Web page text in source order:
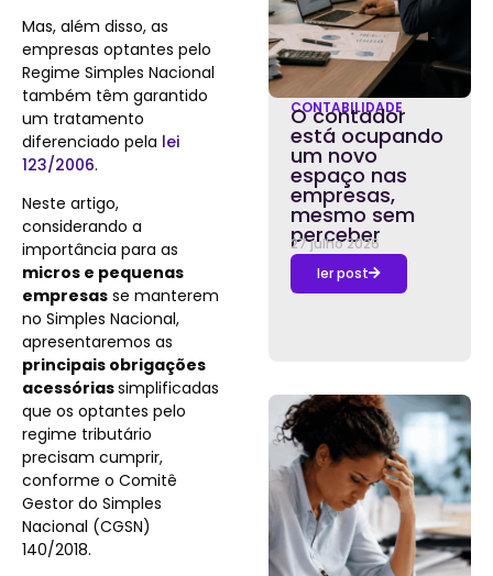
Mas, além disso, as
empresas optantes pelo
Regime Simples Nacional
também têm garantido
um tratamento
diferenciado pela lei
123/2006.
Neste artigo,
considerando a
importância para as
micros e pequenas
empresas se manterem
no Simples Nacional,
apresentaremos as
principais obrigações
acessóriassimplificadas
que os optantes pelo
regime tributário
precisam cumprir,
conforme o Comitê
Gestor do Simples
Nacional (CGSN)
140/2018.
CONTABILIDADE
O contador
está ocupando
um novo
espaço nas
empresas,
mesmo sem
perceber
27 julho 2026
ler post